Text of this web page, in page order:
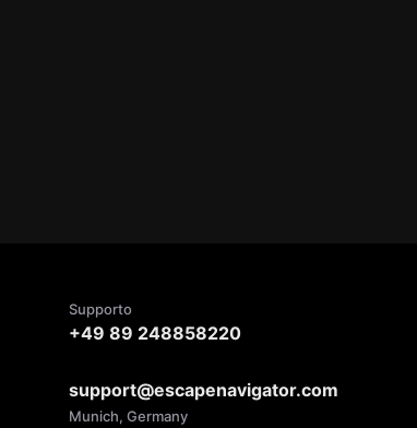
Supporto
+49 89 248858220
support@escapenavigator.com
Munich, Germany